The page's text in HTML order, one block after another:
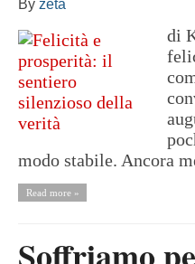
By zeta
di
modo stabile. Ancora
Read more »